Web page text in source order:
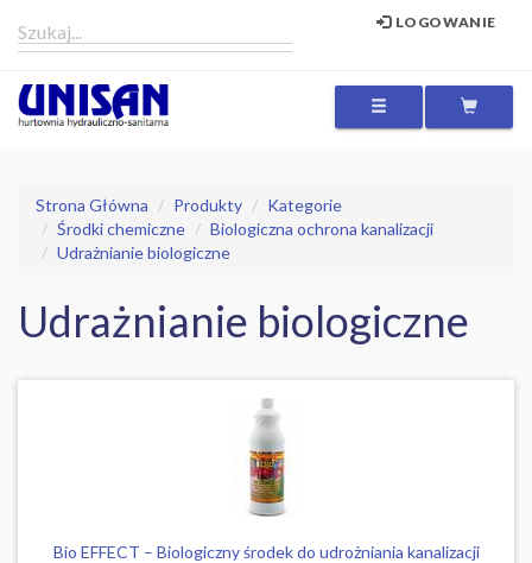
LOGOWANIE
MENU
Strona Główna Produkty
Kategorie
Środki chemiczne
Biologiczna ochrona kanalizacji
Udrażnianie biologiczne
Udrażnianie biologiczne
Bio EFFECT – Biologiczny środek do udrożniania kanalizacji